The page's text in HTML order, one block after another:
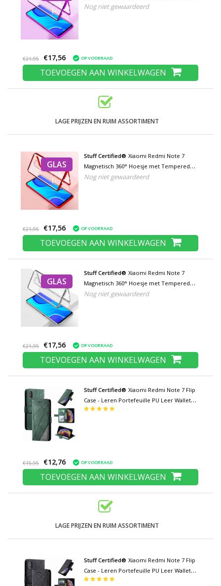
Glass - Full Body Cover Hoesje +
Nog niet gewaardeerd
€21,95 €17,56 OP VOORRAAD
TOEVOEGEN AAN WINKELWAGEN
LAGE PRIJZEN EN RUIM ASSORTIMENT
GLAS
Stuff Certified® Xiaomi Redmi Note 7
Magnetisch 360° Hoesje met Tempered
Glass - Full Body Cover Hoesje +
Nog niet gewaardeerd
€21,95 €17,56 OP VOORRAAD
TOEVOEGEN AAN WINKELWAGEN
GLAS
Stuff Certified® Xiaomi Redmi Note 7
Magnetisch 360° Hoesje met Tempered
Glass - Full Body Cover Hoesje +
Nog niet gewaardeerd
€21,95 €17,56 OP VOORRAAD
TOEVOEGEN AAN WINKELWAGEN
Stuff Certified® Xiaomi Redmi Note 7 Flip
Case - Leren Portefeuille PU Leer Wallet
Cover Cas Hoesje Groen
€15,95 €12,76 OP VOORRAAD
TOEVOEGEN AAN WINKELWAGEN
LAGE PRIJZEN EN RUIM ASSORTIMENT
Stuff Certified® Xiaomi Redmi Note 7 Flip
Case - Leren Portefeuille PU Leer Wallet
Cover Cas Hoesje Zwart